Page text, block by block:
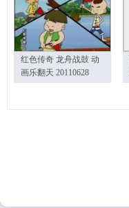
红色传奇 龙舟战鼓 动
画乐翻天 20110628